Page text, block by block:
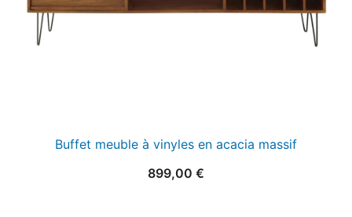
Buffet meuble à vinyles en acacia massif
899,00 €